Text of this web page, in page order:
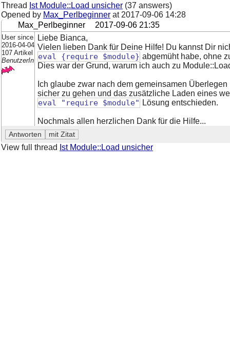
Thread Ist Module::Load unsicher (37 answers)
Opened by Max_Perlbeginner at 2017-09-06 14:28
Max_Perlbeginner
2017-09-06 21:35
User since
2016-04-04
107 Artikel
BenutzerIn
Liebe Bianca,
Vielen lieben Dank für Deine Hilfe! Du kannst Dir
eval {require $module} abgemüht habe, ohne
Dies war der Grund, warum ich auch zu
Ich glaube zwar nach dem gemeinsamen
sicher zu gehen und das zusätzliche Laden eines
eval "require $module" Lösung entschieden.
Nochmals allen herzlichen Dank für die Hilfe...
View full thread Ist Module::Load unsicher